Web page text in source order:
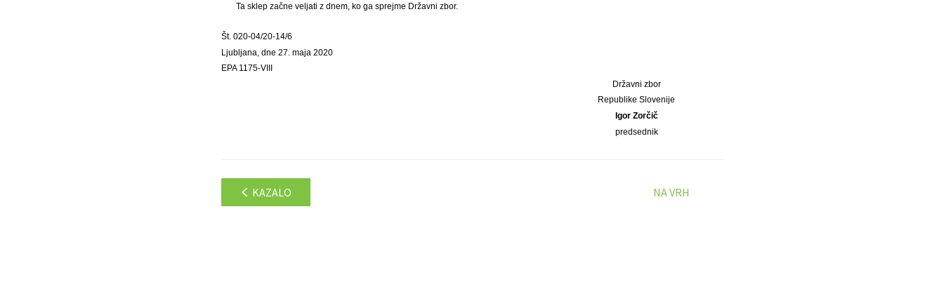
Ta sklep začne veljati z dnem, ko ga sprejme Državni zbor.
Št. 020-04/20-14/6
Ljubljana, dne 27. maja 2020
EPA 1175-VIII
Državni zbor
Republike Slovenije
Igor Zorčič
predsednik
KAZALO NA VRH